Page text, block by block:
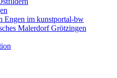
Engen im kunstportal-bw
Malerdorf Grötzingen